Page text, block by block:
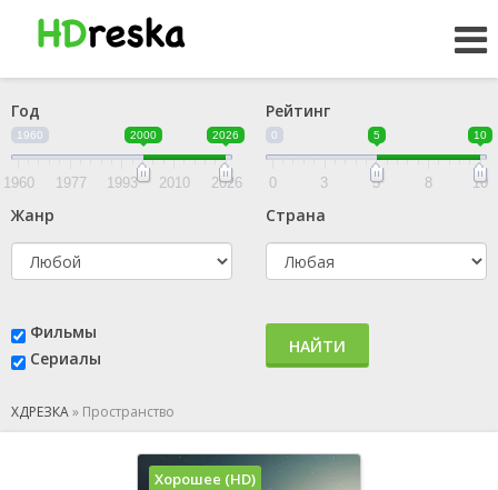
Год
1960 2000 2026
1960 1977 1993 2010 2026
Рейтинг
0 5 10
0 3 5 8 10
Жанр Страна
Фильмы
Сериалы
НАЙТИ
ХДРЕЗКА» Пространство
Хорошее (HD)